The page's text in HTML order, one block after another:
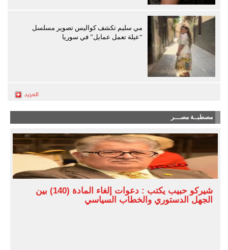
مي سليم تكشف كواليس تصوير مسلسل
“عيلة تعمل عمايل” في سوريا
مصطبــة مصـــر
شيركو حبيب يكتب : دعوات إلغاء المادة (140) بين
الجهل الدستوري والخطاب السياسي